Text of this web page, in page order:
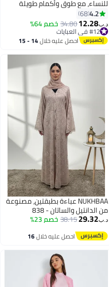
للنساء، مع طوق وأكمام طويلة
وطيات من الخلف، معطف كارديغان
للمسلمات، معطف تنورة طويل
للمناسبات الرسمية والتنقلات
اليومية للنساء
4.2
68
د.ب‏12.28
34.80خصم 64%
#12 في العبايات
#12 في العبايات احصل عليه خلال 14 - 15
NUKHBAA عباءة بطبقتين، مصنوعة
من الدانتيل والساتان - 838
د.ب‏29.32
38.15خصم 23%
احصل عليه خلال16